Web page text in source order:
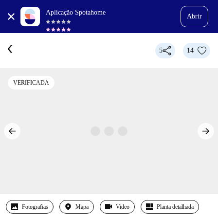
Aplicação Spotahome
Abrir
5 14
VERIFICADA
Fotografias Mapa Video Planta detalhada